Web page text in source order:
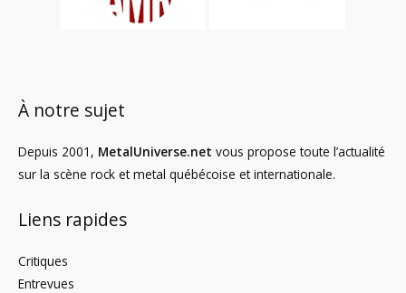
À notre sujet
Depuis 2001, MetalUniverse.net vous propose toute l’actualité
sur la scène rock et metal québécoise et internationale.
Liens rapides
Critiques
Entrevues